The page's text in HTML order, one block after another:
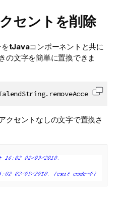
セントを削除
tJavaコンポーネントと共に
の文字を簡単に置換できま
コード
クセントなしの文字で置換さ